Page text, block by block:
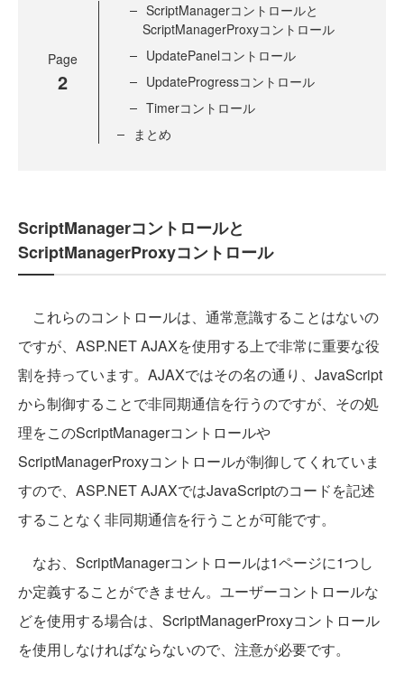
Page
2
ScriptManagerコントロールと
ScriptManagerProxyコントロール
UpdatePanelコントロール
UpdateProgressコントロール
Timerコントロール
まとめ
ScriptManagerコントロールと
ScriptManagerProxyコントロール
これらのコントロールは、通常意識することはないの
ですが、ASP.NET AJAXを使用する上で非常に重要な役
割を持っています。AJAXではその名の通り、JavaScript
から制御することで非同期通信を行うのですが、その処
理をこのScriptManagerコントロールや
ScriptManagerProxyコントロールが制御してくれていま
すので、ASP.NET AJAXではJavaScriptのコードを記述
することなく非同期通信を行うことが可能です。
なお、ScriptManagerコントロールは1ページに1つし
か定義することができません。ユーザーコントロールな
どを使用する場合は、ScriptManagerProxyコントロール
を使用しなければならないので、注意が必要です。